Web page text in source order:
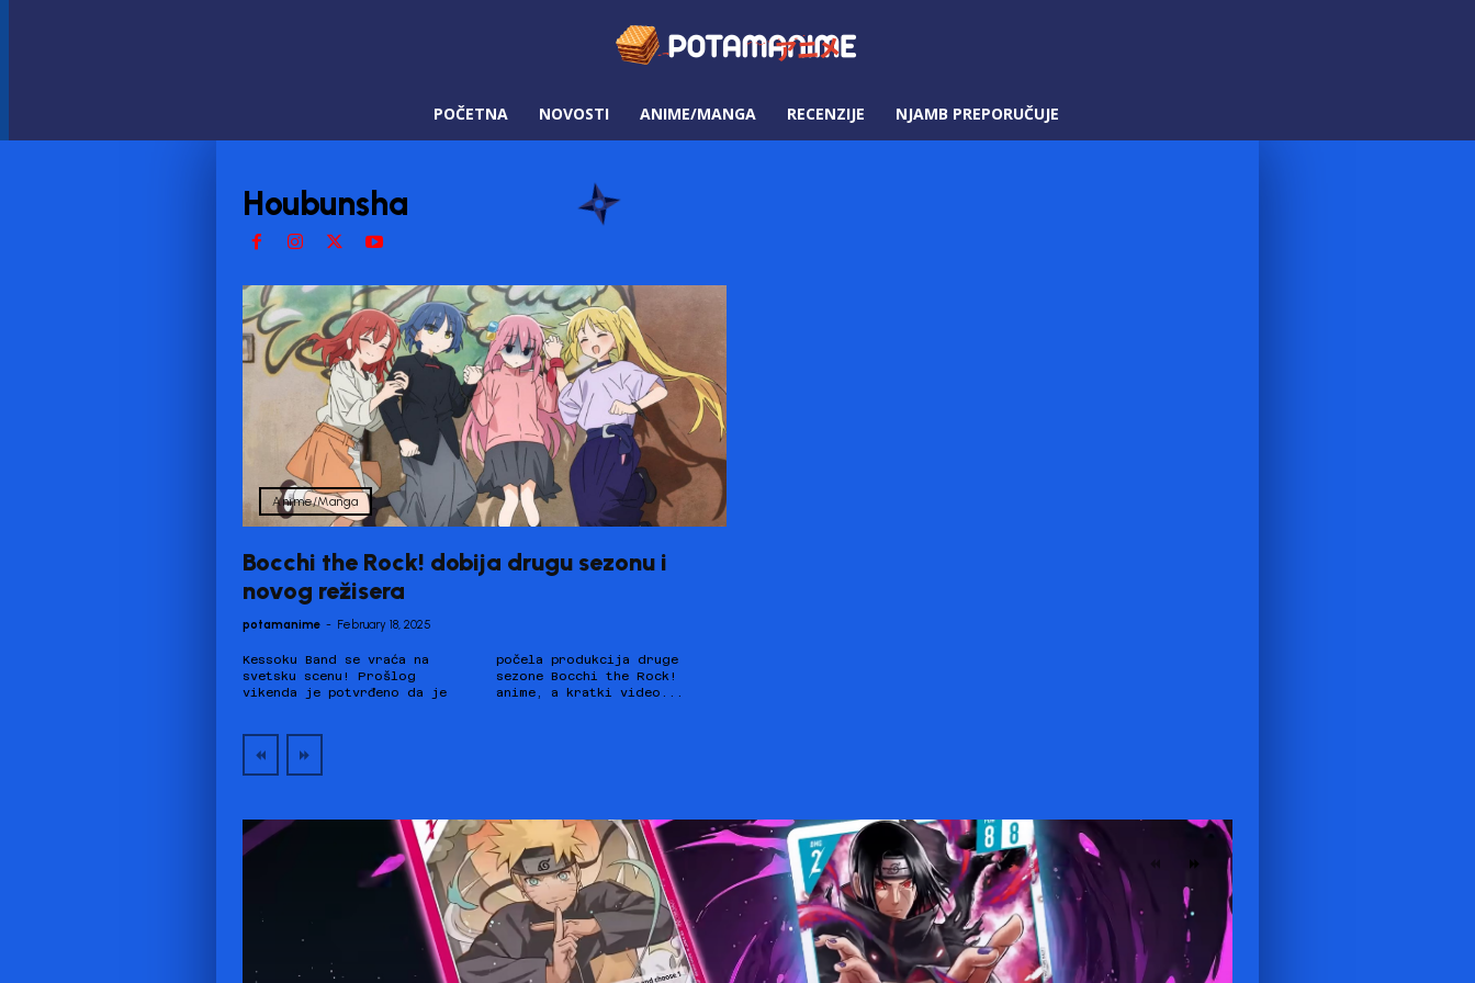
POČETNA NOVOSTI ANIME/MANGA RECENZIJE NJAMB PREPORUČUJE
Houbunsha
Anime/Manga
Bocchi the Rock! dobija drugu sezonu i
novog režisera
potamanime - February 18, 2025
Kessoku Band se vraća na
svetsku scenu! Prošlog
vikenda je potvrđeno da je
počela produkcija druge
sezone Bocchi the Rock!
anime, a kratki video...